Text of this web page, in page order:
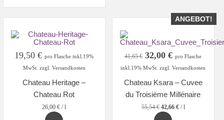
19,50€ pro Flasche inkl.19%
MwSt. zzgl. Versandkosten
Chateau Heritage –
Chateau Rot
26,00€ /l
ANGEBOT!
41,65€ Ursprünglicher
Preis
41,65 €
32,00€Aktueller
Preis
32,00 €.
pro Flasche
inkl.19% MwSt. zzgl. Versandkosten
Chateau Ksara – Cuvee
du Troisième Millénaire
55,54€ 42,66 €/l